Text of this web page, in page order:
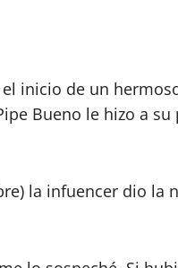
inicio de un
Bueno le hizo a
la infuencer dio la